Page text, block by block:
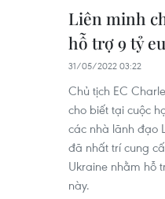
Liên minh
hỗ trợ 9 tỷ
31/05/2022 03:22
Chủ tịch EC
cho biết tại cuộc
các nhà lãnh đạo
đã nhất trí cung
Ukraine nhằm hỗ
này.